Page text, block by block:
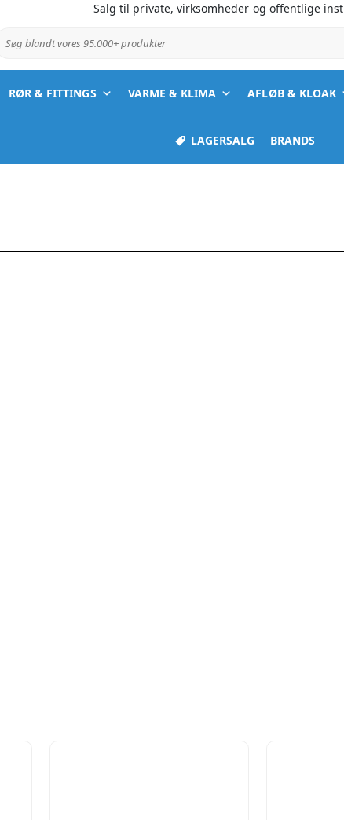
Salg til private, virksomheder og offentlige
Søg blandt vores 95.000+ produkter
RØR & FITTINGS VARME & KLIMA AFLØB & KLOAK
LAGERSALG BRANDS